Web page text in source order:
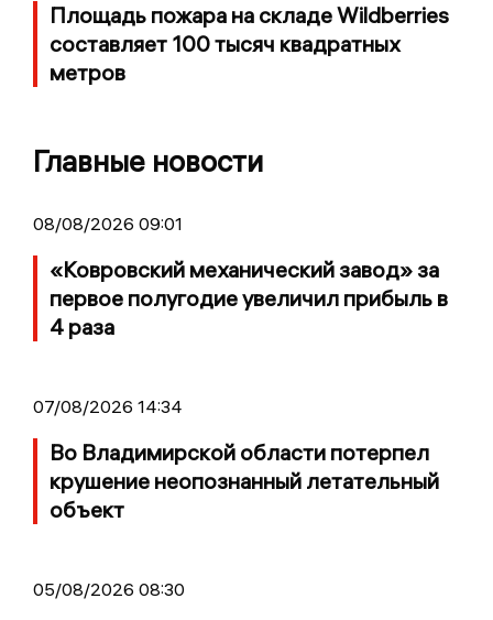
Площадь пожара на складе Wildberries
составляет 100 тысяч квадратных
метров
Главные новости
08/08/2026 09:01
«Ковровский механический завод» за
первое полугодие увеличил прибыль в
4 раза
07/08/2026 14:34
Во Владимирской области потерпел
крушение неопознанный летательный
объект
05/08/2026 08:30